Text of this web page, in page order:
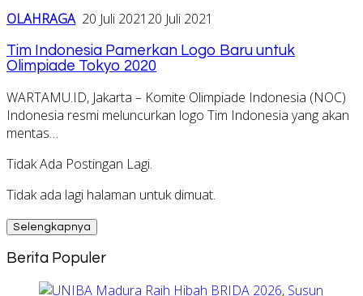
OLAHRAGA 20 Juli 2021 20 Juli 2021
Tim Indonesia Pamerkan Logo Baru untuk
Olimpiade Tokyo 2020
WARTAMU.ID, Jakarta – Komite Olimpiade Indonesia (NOC)
Indonesia resmi meluncurkan logo Tim Indonesia yang akan
mentas…
Tidak Ada Postingan Lagi.
Tidak ada lagi halaman untuk dimuat.
Selengkapnya
Berita Populer